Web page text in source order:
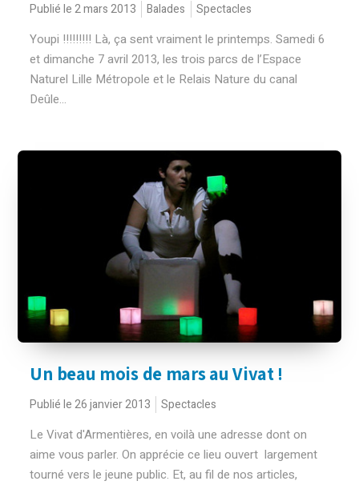
Publié le 2 mars 2013 Balades Spectacles
Youpi !!!!!!!!! Là, ça sent vraiment le printemps. Samedi 6
et dimanche 7 avril 2013, les trois parcs de l’Espace
Naturel Lille Métropole et le Relais Nature du canal
Deûle...
Un beau mois de mars au Vivat !
Publié le 26 janvier 2013 Spectacles
Le Vivat d'Armentières, en voilà une adresse dont on
aime vous parler. On apprécie ce lieu ouvert largement
tourné vers le jeune public. Et, au fil de nos articles,